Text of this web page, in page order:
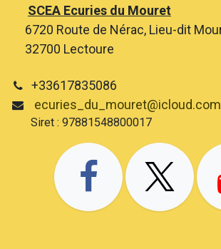
SCEA Ecuries du Mouret
6720 Route de Nérac, Lieu-dit
32700 Lectoure
+33617835086
ecuries_du_mouret@icloud.com
Siret : 97881548800017